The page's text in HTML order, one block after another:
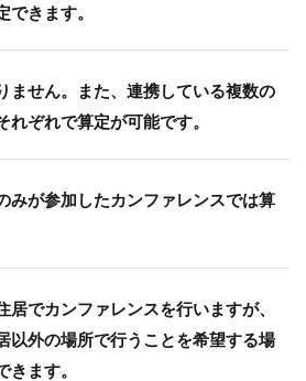
きます。
ません。また、連携している複数の
ぞれで算定が可能です。
みが参加したカンファレンスでは算
居でカンファレンスを行いますが、
以外の場所で行うことを希望する場
ます。